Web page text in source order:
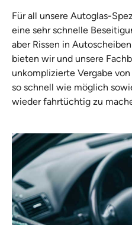
Für all unsere Autoglas-
eine sehr schnelle
aber Rissen in
bieten wir und unsere
unkomplizierte Vergabe
so schnell wie möglich
wieder fahrtüchtig zu